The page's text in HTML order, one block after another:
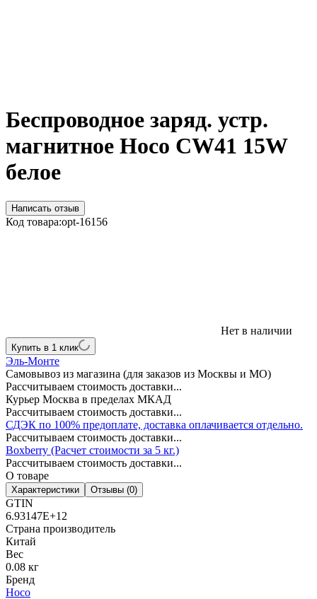
Беспроводное заряд. устр.
магнитное Hoco CW41 15W
белое
Написать отзыв
Код товара:opt-16156
Нет в наличии
Купить в 1 клик
Эль-Монте
Самовывоз из магазина (для заказов из Москвы и МО)
Рассчитываем стоимость доставки...
Курьер Москва в пределах МКАД
Рассчитываем стоимость доставки...
СДЭК по 100% предоплате, доставка оплачивается отдельно.
Рассчитываем стоимость доставки...
Boxberry (Расчет стоимости за 5 кг.)
Рассчитываем стоимость доставки...
О товаре
Характеристики Отзывы (0)
GTIN
6.93147E+12
Страна производитель
Китай
Вес
0.08 кг
Бренд
Hoco